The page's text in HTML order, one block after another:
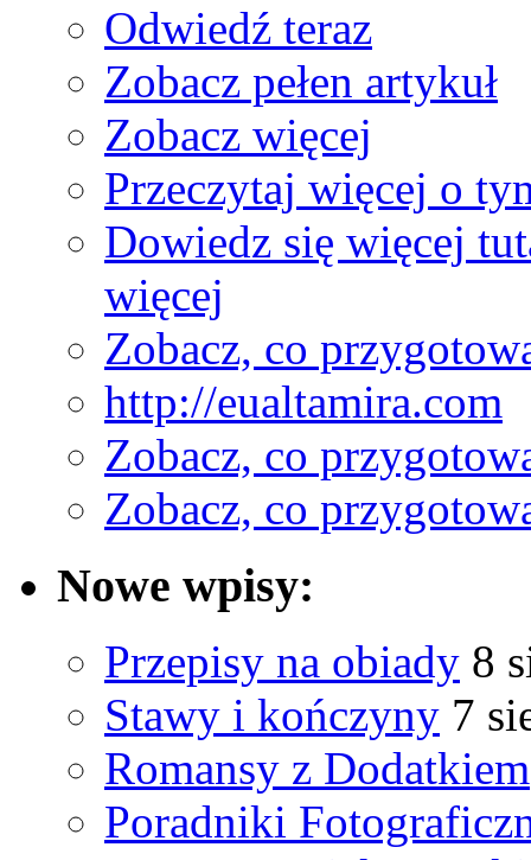
Odwiedź teraz
Zobacz pełen artykuł
Zobacz więcej
Przeczytaj więcej o
Dowiedz się więcej
więcej
Zobacz, co
http://eualtamira.com
Zobacz, co
Zobacz, co
Nowe wpisy:
Przepisy na obiady 8
Stawy i kończyny 7
Romansy z Dodatkiem
Poradniki